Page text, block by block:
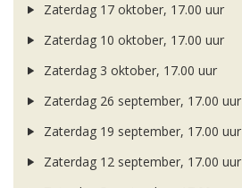
Zaterdag 17 oktober, 17.00 uur
Zaterdag 10 oktober, 17.00 uur
Zaterdag 3 oktober, 17.00 uur
Zaterdag 26 september, 17.00 uur
Zaterdag 19 september, 17.00 uur
Zaterdag 12 september, 17.00 uur